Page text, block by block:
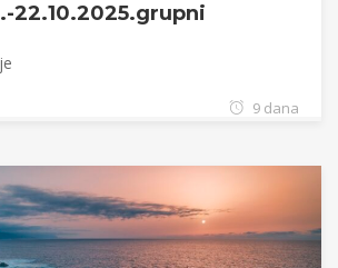
22.10.2025.grupni
9 dana